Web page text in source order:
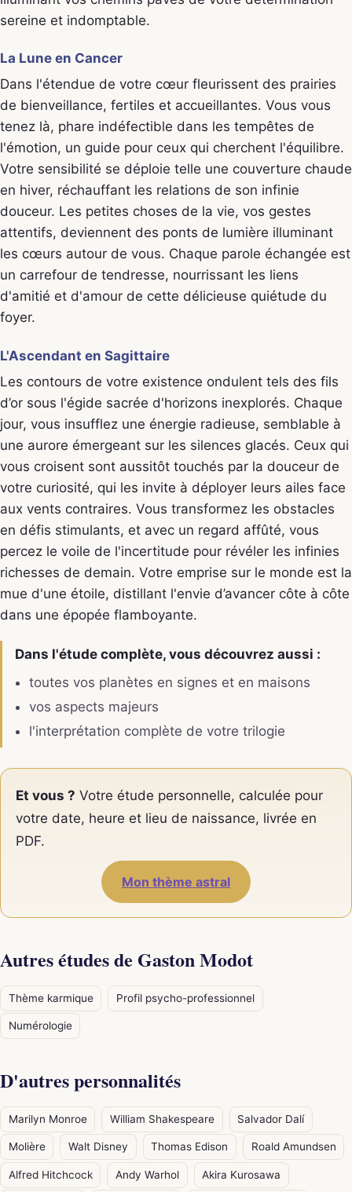
sereine et indomptable.
La Lune en Cancer
Dans l'étendue de votre cœur fleurissent des prairies
de bienveillance, fertiles et accueillantes. Vous vous
tenez là, phare indéfectible dans les tempêtes de
l'émotion, un guide pour ceux qui cherchent l'équilibre.
Votre sensibilité se déploie telle une couverture chaude
en hiver, réchauffant les relations de son infinie
douceur. Les petites choses de la vie, vos gestes
attentifs, deviennent des ponts de lumière illuminant
les cœurs autour de vous. Chaque parole échangée est
un carrefour de tendresse, nourrissant les liens
d'amitié et d'amour de cette délicieuse quiétude du
foyer.
L'Ascendant en Sagittaire
Les contours de votre existence ondulent tels des fils
d’or sous l'égide sacrée d'horizons inexplorés. Chaque
jour, vous insufflez une énergie radieuse, semblable à
une aurore émergeant sur les silences glacés. Ceux qui
vous croisent sont aussitôt touchés par la douceur de
votre curiosité, qui les invite à déployer leurs ailes face
aux vents contraires. Vous transformez les obstacles
en défis stimulants, et avec un regard affûté, vous
percez le voile de l'incertitude pour révéler les infinies
richesses de demain. Votre emprise sur le monde est la
mue d'une étoile, distillant l'envie d’avancer côte à côte
dans une épopée flamboyante.
Dans l'étude complète, vous découvrez aussi :
toutes vos planètes en signes et en maisons
vos aspects majeurs
l'interprétation complète de votre trilogie
Et vous ? Votre étude personnelle, calculée pour
votre date, heure et lieu de naissance, livrée en
PDF.
Mon thème astral
Autres études de Gaston Modot
Thème karmique Profil psycho-professionnel
Numérologie
D'autres personnalités
Marilyn Monroe William Shakespeare Salvador Dalí
Molière Walt Disney Thomas Edison Roald Amundsen
Alfred Hitchcock Andy Warhol Akira Kurosawa